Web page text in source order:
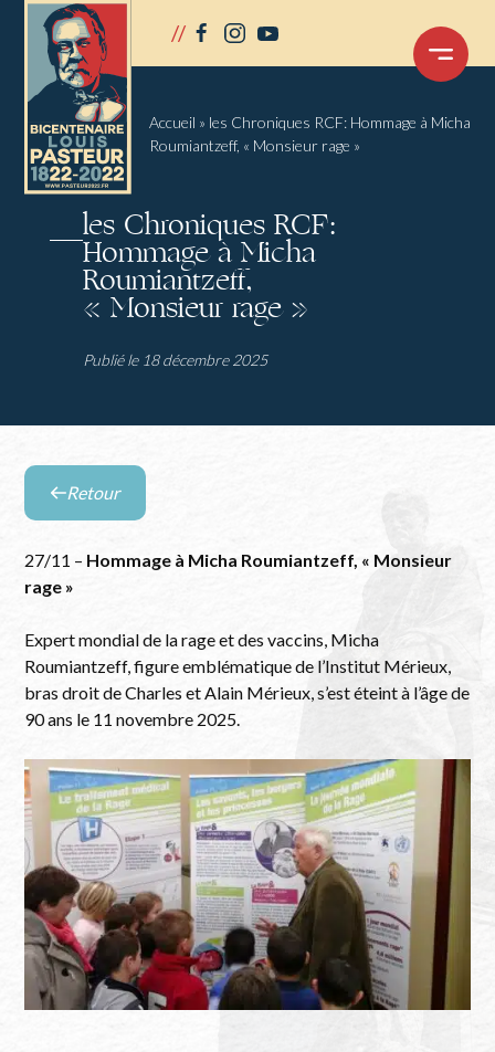
// facebook
instagram
youtube
OUVRIR
MENU
Accueil » les Chroniques RCF: Hommage à Micha
Roumiantzeff, « Monsieur rage »
les Chroniques RCF:
Hommage à Micha
Roumiantzeff,
« Monsieur rage »
Publié le 18 décembre 2025
Retour
la
évènements
Retour
27/11 – Hommage à Micha Roumiantzeff, « Monsieur
rage »
Expert mondial de la rage et des vaccins, Micha
Roumiantzeff, figure emblématique de l’Institut Mérieux,
bras droit de Charles et Alain Mérieux, s’est éteint à l’âge de
90 ans le 11 novembre 2025.
Panneau de gestion des cookies